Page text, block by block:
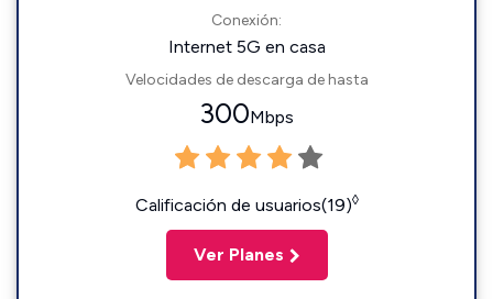
Conexión:
Internet 5G en casa
Velocidades de descarga de hasta
300Mbps
Calificación de usuarios(19)◊
Ver Planes